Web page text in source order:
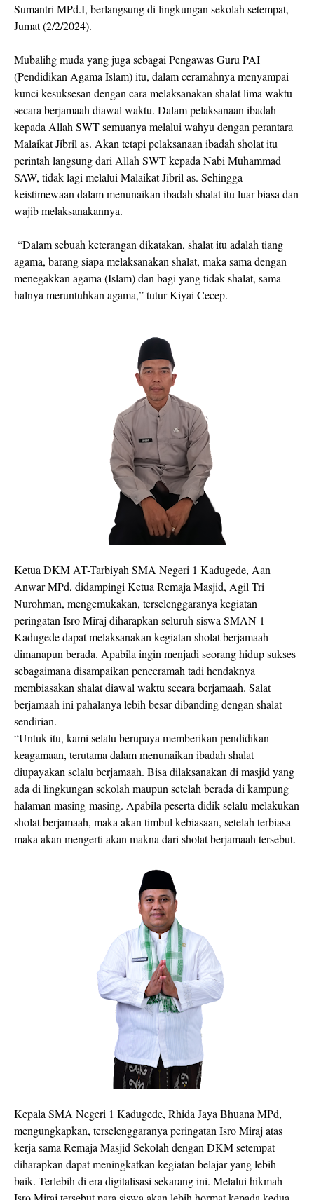
Sumantri MPd.I, berlangsung di lingkungan sekolah setempat,
Jumat (2/2/2024).
Mubalihg muda yang juga sebagai Pengawas Guru PAI
(Pendidikan Agama Islam) itu, dalam ceramahnya menyampai
kunci kesuksesan dengan cara melaksanakan shalat lima waktu
secara berjamaah diawal waktu. Dalam pelaksanaan ibadah
kepada Allah SWT semuanya melalui wahyu dengan perantara
Malaikat Jibril as. Akan tetapi pelaksanaan ibadah sholat itu
perintah langsung dari Allah SWT kepada Nabi Muhammad
SAW, tidak lagi melalui Malaikat Jibril as. Sehingga
keistimewaan dalam menunaikan ibadah shalat itu luar biasa dan
wajib melaksanakannya.
“Dalam sebuah keterangan dikatakan, shalat itu adalah tiang
agama, barang siapa melaksanakan shalat, maka sama dengan
menegakkan agama (Islam) dan bagi yang tidak shalat, sama
halnya meruntuhkan agama,” tutur Kiyai Cecep.
Ketua DKM AT-Tarbiyah SMA Negeri 1 Kadugede, Aan
Anwar MPd, didampingi Ketua Remaja Masjid, Agil Tri
Nurohman, mengemukakan, terselenggaranya kegiatan
peringatan Isro Miraj diharapkan seluruh siswa SMAN 1
Kadugede dapat melaksanakan kegiatan sholat berjamaah
dimanapun berada. Apabila ingin menjadi seorang hidup sukses
sebagaimana disampaikan penceramah tadi hendaknya
membiasakan shalat diawal waktu secara berjamaah. Salat
berjamaah ini pahalanya lebih besar dibanding dengan shalat
sendirian.
“Untuk itu, kami selalu berupaya memberikan pendidikan
keagamaan, terutama dalam menunaikan ibadah shalat
diupayakan selalu berjamaah. Bisa dilaksanakan di masjid yang
ada di lingkungan sekolah maupun setelah berada di kampung
halaman masing-masing. Apabila peserta didik selalu melakukan
sholat berjamaah, maka akan timbul kebiasaan, setelah terbiasa
maka akan mengerti akan makna dari sholat berjamaah tersebut.
Kepala SMA Negeri 1 Kadugede, Rhida Jaya Bhuana MPd,
mengungkapkan, terselenggaranya peringatan Isro Miraj atas
kerja sama Remaja Masjid Sekolah dengan DKM setempat
diharapkan dapat meningkatkan kegiatan belajar yang lebih
baik. Terlebih di era digitalisasi sekarang ini. Melalui hikmah